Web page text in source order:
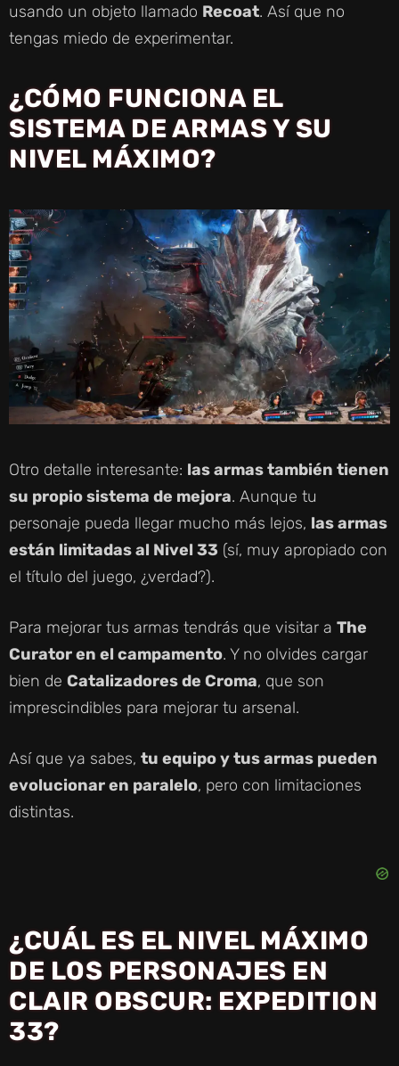
usando un objeto llamado Recoat. Así que no
tengas miedo de experimentar.
¿CÓMO FUNCIONA EL
SISTEMA DE ARMAS Y SU
NIVEL MÁXIMO?
Otro detalle interesante: las armas también tienen
su propio sistema de mejora. Aunque tu
personaje pueda llegar mucho más lejos, las armas
están limitadas al Nivel 33 (sí, muy apropiado con
el título del juego, ¿verdad?).
Para mejorar tus armas tendrás que visitar a The
Curator en el campamento. Y no olvides cargar
bien de Catalizadores de Croma, que son
imprescindibles para mejorar tu arsenal.
Así que ya sabes, tu equipo y tus armas pueden
evolucionar en paralelo, pero con limitaciones
distintas.
¿CUÁL ES EL NIVEL MÁXIMO
DE LOS PERSONAJES EN
CLAIR OBSCUR: EXPEDITION
33?